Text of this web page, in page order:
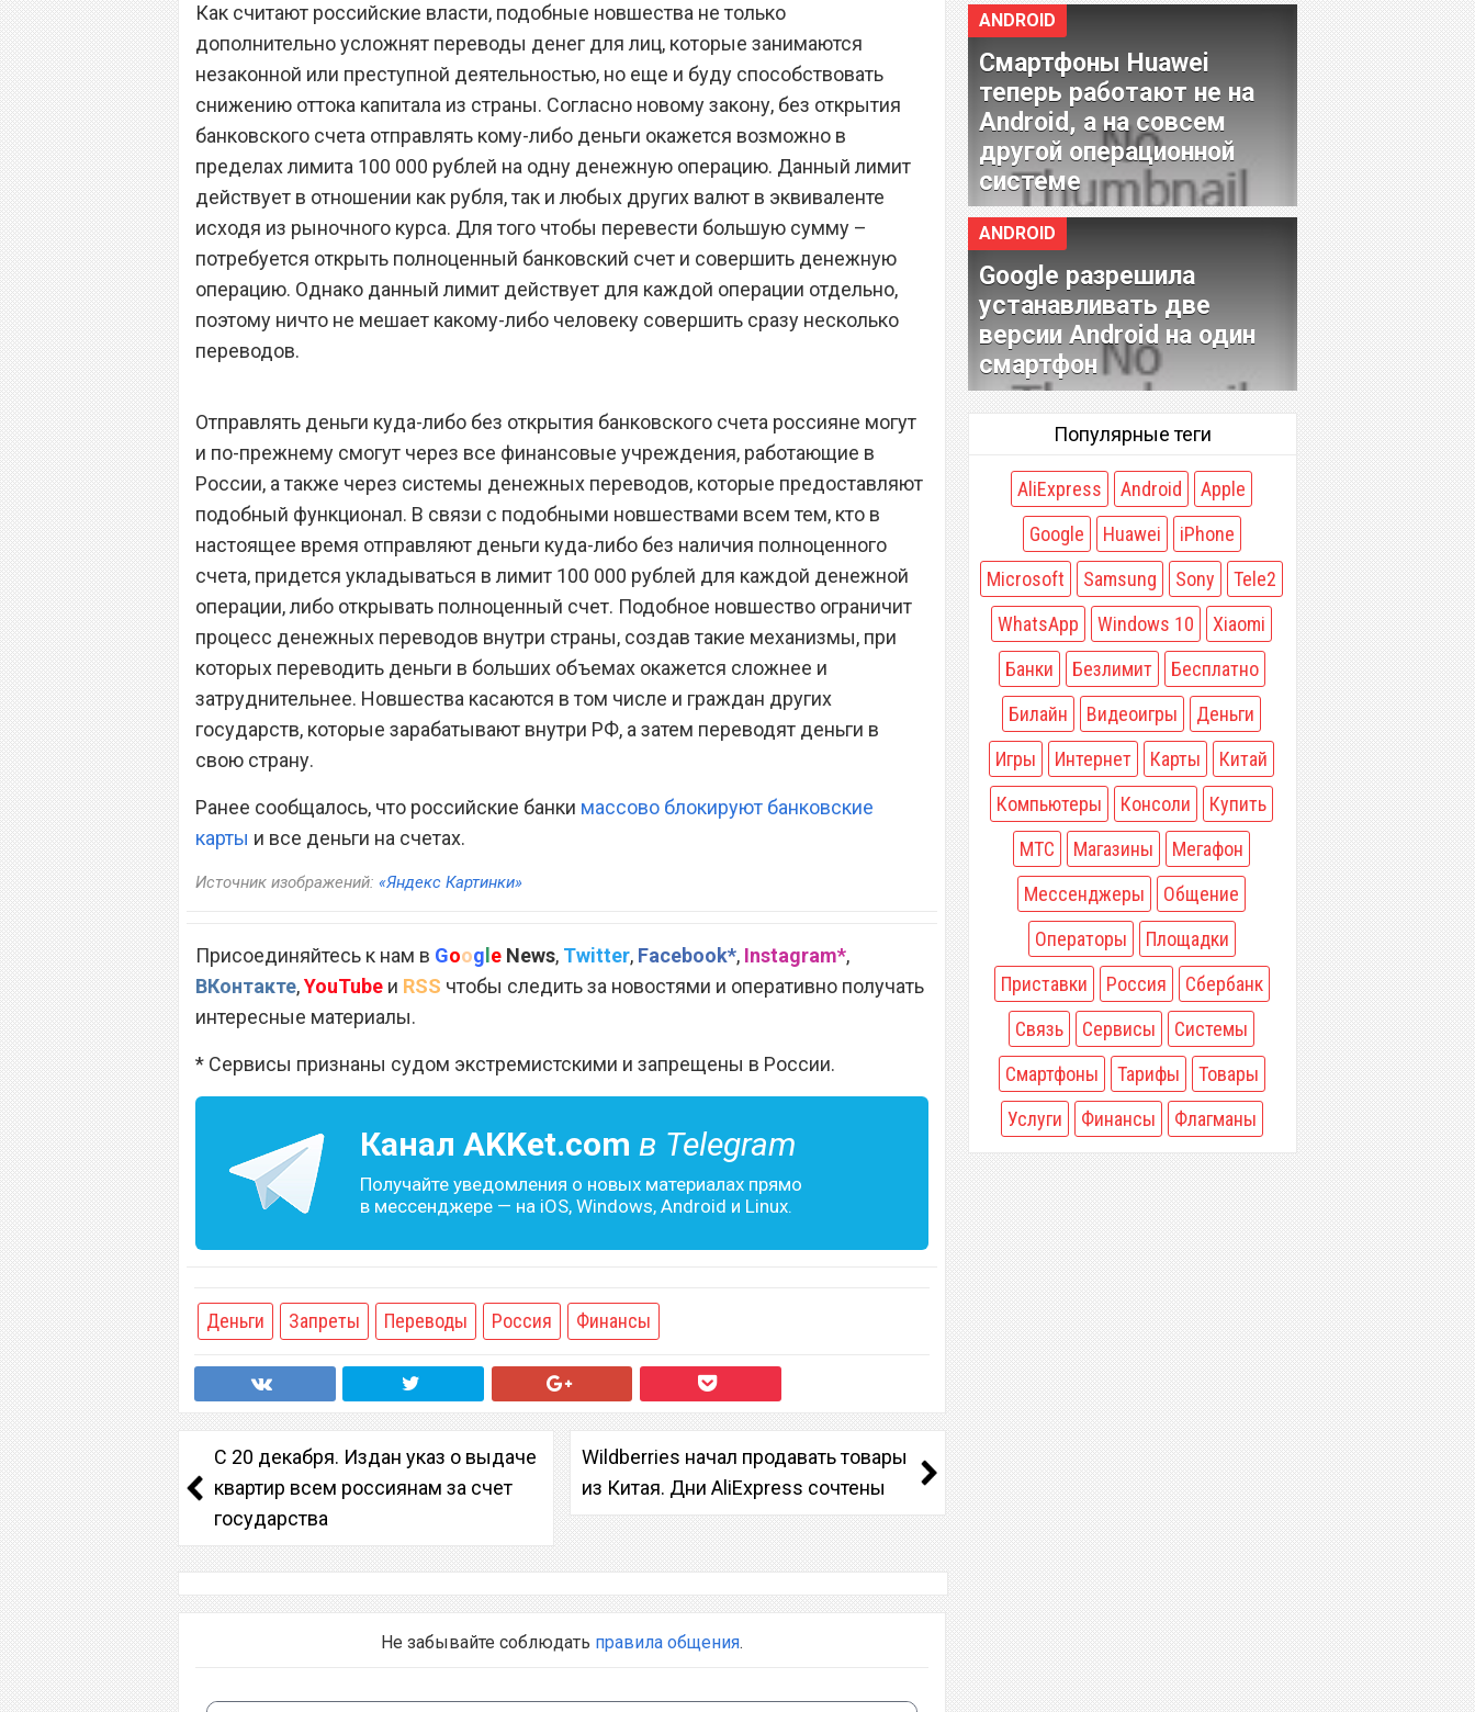
Как считают российские власти, подобные новшества не только
дополнительно усложнят переводы денег для лиц, которые занимаются
незаконной или преступной деятельностью, но еще и буду способствовать
снижению оттока капитала из страны. Согласно новому закону, без открытия
банковского счета отправлять кому-либо деньги окажется возможно в
пределах лимита 100 000 рублей на одну денежную операцию. Данный лимит
действует в отношении как рубля, так и любых других валют в эквиваленте
исходя из рыночного курса. Для того чтобы перевести большую сумму –
потребуется открыть полноценный банковский счет и совершить денежную
операцию. Однако данный лимит действует для каждой операции отдельно,
поэтому ничто не мешает какому-либо человеку совершить сразу несколько
переводов.
Отправлять деньги куда-либо без открытия банковского счета россияне могут
и по-прежнему смогут через все финансовые учреждения, работающие в
России, а также через системы денежных переводов, которые предоставляют
подобный функционал. В связи с подобными новшествами всем тем, кто в
настоящее время отправляют деньги куда-либо без наличия полноценного
счета, придется укладываться в лимит 100 000 рублей для каждой денежной
операции, либо открывать полноценный счет. Подобное новшество ограничит
процесс денежных переводов внутри страны, создав такие механизмы, при
которых переводить деньги в больших объемах окажется сложнее и
затруднительнее. Новшества касаются в том числе и граждан других
государств, которые зарабатывают внутри РФ, а затем переводят деньги в
свою страну.
Ранее сообщалось, что российские банки массово блокируют банковские
карты и все деньги на счетах.
Источник изображений: «Яндекс Картинки»
Присоединяйтесь к нам в Goog e News, Twitter, Facebook*, Instagram*,
ВКонтакте,YouTube и RSS чтобы следить за новостями и оперативно получать
интересные материалы.
* Сервисы признаны судом экстремистскими и запрещены в России.
Канал AKKet.com в Telegram
Получайте уведомления о новых материалах прямо
в мессенджере — на iOS, Windows, Android и Linux.
Деньги Запреты Переводы Россия Финансы
С 20 декабря. Издан указ о выдаче
квартир всем россиянам за счет
государства
Wildberries начал продавать товары
из Китая. Дни AliExpress сочтены
Не забывайте соблюдать правила общения.
ANDROID
Смартфоны Huawei
теперь работают не на
Android, а на совсем
другой операционной
системе
ANDROID
Google разрешила
устанавливать две
версии Android на один
смартфон
Популярные теги
AliExpress Android
Apple
Google
Huawei
iPhone
Microsoft
Samsung Sony
Tele2
WhatsApp
Windows 10
Xiaomi
Банки
Безлимит
Бесплатно
Билайн
Видеоигры
Деньги
Игры
Интернет Карты
Китай
Компьютеры
Консоли
Купить
МТС
Магазины
Мегафон
Мессенджеры
Общение
Операторы
Площадки
Приставки
Россия
Сбербанк
Связь
Сервисы
Системы
Смартфоны
Тарифы
Товары
Услуги
Финансы Флагманы